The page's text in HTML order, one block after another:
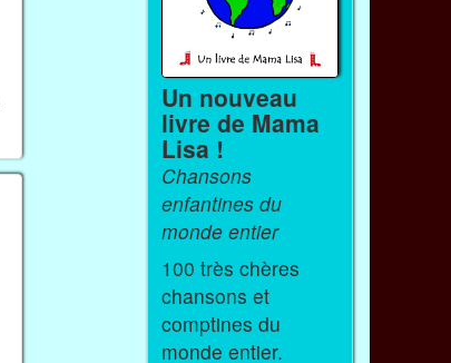
Un nouveau
livre de Mama
Lisa !
Chansons
enfantines du
monde entier
100 très chères
chansons et
comptines du
monde entier.